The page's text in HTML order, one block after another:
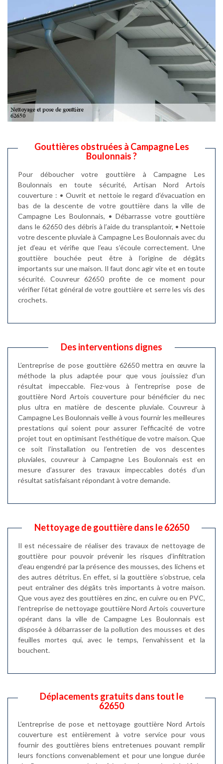
Gouttières obstruées à Campagne Les
Boulonnais ?
Pour déboucher votre gouttière à Campagne Les
Boulonnais en toute sécurité, Artisan Nord Artois
couverture : • Ouvrit et nettoie le regard d’évacuation en
bas de la descente de votre gouttière dans la ville de
Campagne Les Boulonnais, • Débarrasse votre gouttière
dans le 62650 des débris à l’aide du transplantoir, • Nettoie
votre descente pluviale à Campagne Les Boulonnais avec du
jet d’eau et vérifie que l’eau s’écoule correctement. Une
gouttière bouchée peut être à l’origine de dégâts
importants sur une maison. Il faut donc agir vite et en toute
sécurité. Couvreur 62650 profite de ce moment pour
vérifier l’état général de votre gouttière et serre les vis des
crochets.
Des interventions dignes
L’entreprise de pose gouttière 62650 mettra en œuvre la
méthode la plus adaptée pour que vous jouissiez d’un
résultat impeccable. Fiez-vous à l’entreprise pose de
gouttière Nord Artois couverture pour bénéficier du nec
plus ultra en matière de descente pluviale. Couvreur à
Campagne Les Boulonnais veille à vous fournir les meilleures
prestations qui soient pour assurer l’efficacité de votre
projet tout en optimisant l’esthétique de votre maison. Que
ce soit l’installation ou l’entretien de vos descentes
pluviales, couvreur à Campagne Les Boulonnais est en
mesure d’assurer des travaux impeccables dotés d’un
résultat satisfaisant répondant à votre demande.
Nettoyage de gouttière dans le 62650
Il est nécessaire de réaliser des travaux de nettoyage de
gouttière pour pouvoir prévenir les risques d’infiltration
d’eau engendré par la présence des mousses, des lichens et
des autres détritus. En effet, si la gouttière s’obstrue, cela
peut entraîner des dégâts très importants à votre maison.
Que vous ayez des gouttières en zinc, en cuivre ou en PVC,
l’entreprise de nettoyage gouttière Nord Artois couverture
opérant dans la ville de Campagne Les Boulonnais est
disposée à débarrasser de la pollution des mousses et des
feuilles mortes qui, avec le temps, l’envahissent et la
bouchent.
Déplacements gratuits dans tout le
62650
L’entreprise de pose et nettoyage gouttière Nord Artois
couverture est entièrement à votre service pour vous
fournir des gouttières biens entretenues pouvant remplir
leurs fonctions convenablement et pour une longue durée